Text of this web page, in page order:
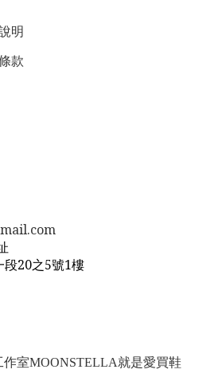
明
款
段20之5號1樓
作室MOONSTELLA就是愛買鞋